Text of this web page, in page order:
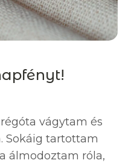
vágytam és
Sokáig tartottam
álmodoztam róla,